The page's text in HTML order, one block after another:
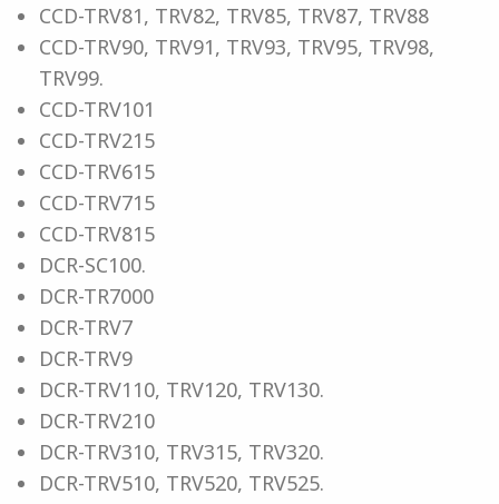
CCD-TRV81, TRV82, TRV85, TRV87, TRV88
CCD-TRV90, TRV91, TRV93, TRV95, TRV98,
TRV99.
CCD-TRV101
CCD-TRV215
CCD-TRV615
CCD-TRV715
CCD-TRV815
DCR-SC100.
DCR-TR7000
DCR-TRV7
DCR-TRV9
DCR-TRV110, TRV120, TRV130.
DCR-TRV210
DCR-TRV310, TRV315, TRV320.
DCR-TRV510, TRV520, TRV525.